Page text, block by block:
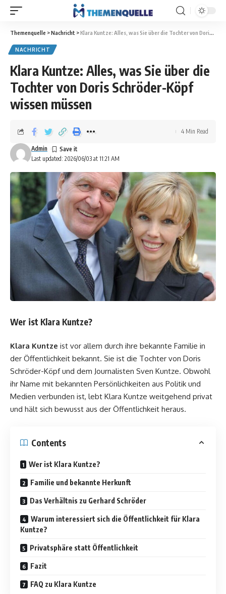
Themenquelle >Nachricht >Klara Kuntze: Alles, was Sie über die Tochter von Doris Schröder-Köpf wissen müssen
NACHRICHT
Klara Kuntze: Alles, was Sie über die
Tochter von Doris Schröder-Köpf
wissen müssen
Last updated: 2026/06/03 at 11:21 AM
Admin
4 Min Read
Wer ist Klara Kuntze?
Klara Kuntze ist vor allem durch ihre bekannte Familie in
der Öffentlichkeit bekannt. Sie ist die Tochter von Doris
Schröder-Köpf und dem Journalisten Sven Kuntze. Obwohl
ihr Name mit bekannten Persönlichkeiten aus Politik und
Medien verbunden ist, lebt Klara Kuntze weitgehend privat
und hält sich bewusst aus der Öffentlichkeit heraus.
Contents
Wer ist Klara Kuntze?
Familie und bekannte Herkunft
Das Verhältnis zu Gerhard Schröder
Warum interessiert sich die Öffentlichkeit für Klara
Kuntze?
Privatsphäre statt Öffentlichkeit
Fazit
FAQ zu Klara Kuntze